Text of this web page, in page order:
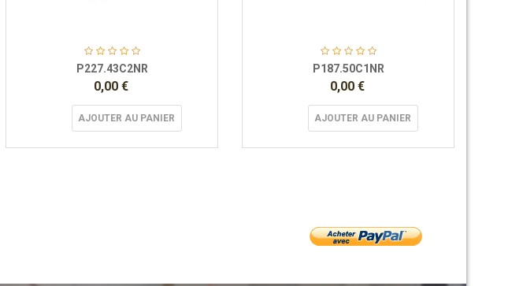
P227.43C2NR
0,00 €
AJOUTER AU PANIER
P187.50C1NR
0,00 €
AJOUTER AU PANIER